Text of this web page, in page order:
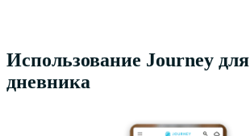
Использование Journey
дневника